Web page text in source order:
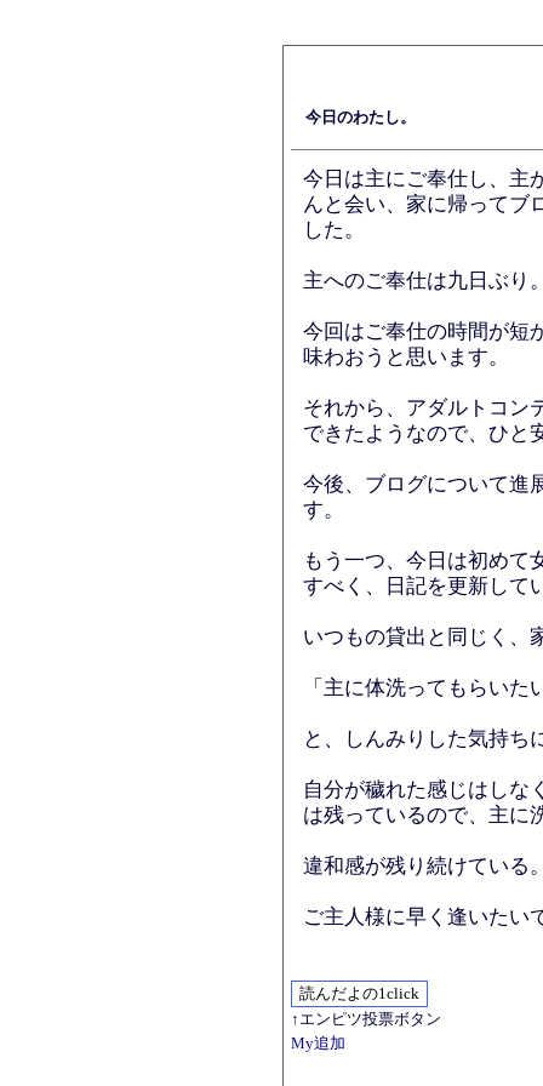
今日のわたし。
今日は主にご奉仕し、主
んと会い、家に帰ってブ
した。
主へのご奉仕は九日ぶり
今回はご奉仕の時間が短
味わおうと思います。
それから、アダルトコン
できたようなので、ひと
今後、ブログについて進
す。
もう一つ、今日は初めて
すべく、日記を更新して
いつもの貸出と同じく、
「主に体洗ってもらいた
と、しんみりした気持ち
自分が穢れた感じはしな
は残っているので、主に
違和感が残り続けている
ご主人様に早く逢いたい
↑エンピツ投票ボタン
My追加